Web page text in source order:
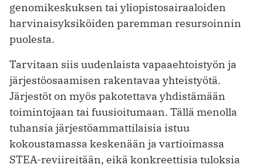
genomikeskuksen tai yliopistosairaaloiden
harvinaisyksiköiden paremman resursoinnin
puolesta.
Tarvitaan siis uudenlaista vapaaehtoistyön ja
järjestöosaamisen rakentavaa yhteistyötä.
Järjestöt on myös pakotettava yhdistämään
toimintojaan tai fuusioitumaan. Tällä menolla
tuhansia järjestöammattilaisia istuu
kokoustamassa keskenään ja vartioimassa
STEA-reviireitään, eikä konkreettisia tuloksia